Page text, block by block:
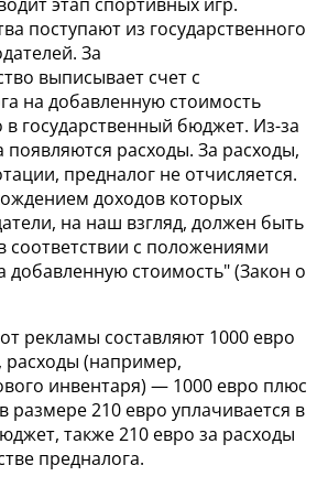
поступают из государственного
За
выписывает счет с
на добавленную стоимость
государственный бюджет. Из-за
появляются расходы. За расходы,
предналог не отчисляется.
доходов которых
на наш взгляд, должен быть
соответствии с положениями
добавленную стоимость" (Закон о
рекламы составляют 1000 евро
(например,
инвентаря) — 1000 евро плюс
210 евро уплачивается в
также 210 евро за расходы
предналога.